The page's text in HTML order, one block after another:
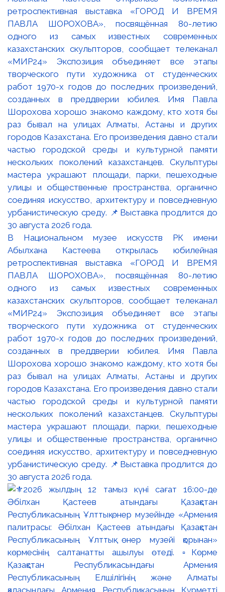
В Национальном музее искусств РК имени
Абылхана Кастеева открылась юбилейная
ретроспективная выставка «ГОРОД И ВРЕМЯ
ПАВЛА ШОРОХОВА», посвящённая 80-летию
одного из самых известных современных
казахстанских скульпторов, сообщает телеканал
«МИР24» Экспозиция объединяет все этапы
творческого пути художника от студенческих
работ 1970-х годов до последних произведений,
созданных в преддверии юбилея. Имя Павла
Шорохова хорошо знакомо каждому, кто хотя бы
раз бывал на улицах Алматы, Астаны и других
городов Казахстана. Его произведения давно стали
частью городской среды и культурной памяти
нескольких поколений казахстанцев. Скульптуры
мастера украшают площади, парки, пешеходные
улицы и общественные пространства, органично
соединяя искусство, архитектуру и повседневную
урбанистическую среду. 📌Выставка продлится до
30 августа 2026 года.